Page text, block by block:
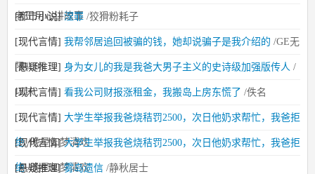
老王用心讲故事
[都市小说] 涅罪 /狡猾粉耗子
[现代言情] 我帮邻居追回被骗的钱，她却说骗子是我介绍的 /GE无
限1905
[悬疑推理] 身为女儿的我是我爸大男子主义的史诗级加强版传人 /
以沫
[现代言情] 看我公司财报涨租金，我搬岛上房东慌了 /佚名
[现代言情] 大学生举报我爸烧秸罚2500，次日他奶求帮忙，我爸拒
绝/晚星如梦清欢
[现代言情] 大学生举报我爸烧秸罚2500，次日他奶求帮忙，我爸拒
绝/晚星如梦清欢
[悬疑推理] 雾岛遗信 /静秋居士